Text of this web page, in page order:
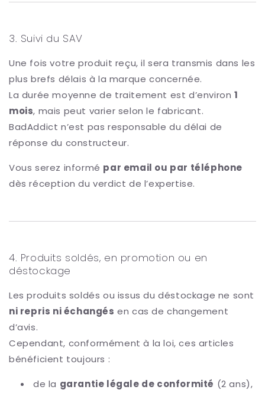
3. Suivi du SAV
Une fois votre produit reçu, il sera transmis dans les
plus brefs délais à la marque concernée.
La durée moyenne de traitement est d’environ 1
mois, mais peut varier selon le fabricant.
BadAddict n’est pas responsable du délai de
réponse du constructeur.
Vous serez informé par email ou par téléphone
dès réception du verdict de l’expertise.
4. Produits soldés, en promotion ou en
déstockage
Les produits soldés ou issus du déstockage ne sont
ni repris ni échangés en cas de changement
d’avis.
Cependant, conformément à la loi, ces articles
bénéficient toujours :
de la garantie légale de conformité (2 ans),